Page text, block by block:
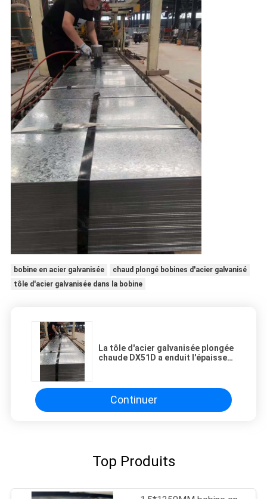
bobine en acier galvanisée
chaud plongé bobines d'acier galvanisé
tôle d'acier galvanisée dans la bobine
La tôle d'acier galvanisée plongée
chaude DX51D a enduit l'épaisseur
Continuer
Top Produits